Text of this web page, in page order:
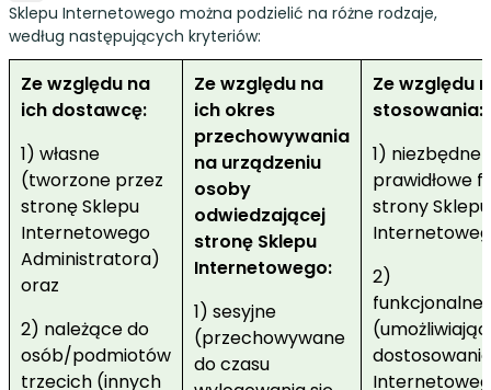
Sklepu Internetowego można podzielić na różne rodzaje,
według następujących kryteriów:
Ze względu na
ich dostawcę:
1) własne
(tworzone przez
stronę Sklepu
Internetowego
Administratora)
oraz
2) należące do
osób/podmiotów
trzecich (innych
Ze względu na
ich okres
przechowywania
na urządzeniu
osoby
odwiedzającej
stronę Sklepu
Internetowego:
1) sesyjne
(przechowywane
do czasu
Ze względu
stosowania:
1) niezbędne
prawidłowe
strony Sklepu
2)